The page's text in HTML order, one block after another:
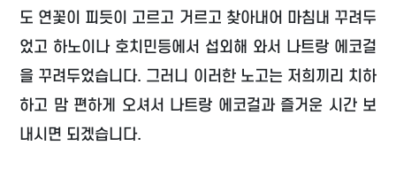
도 연꽃이 피듯이 고르고 거르고 찾아내어 마침내 꾸려두
었고 하노이나 호치민등에서 섭외해 와서 나트랑 에코걸
을 꾸려두었습니다. 그러니 이러한 노고는 저희끼리 치하
하고 맘 편하게 오셔서 나트랑 에코걸과 즐거운 시간 보
내시면 되겠습니다.